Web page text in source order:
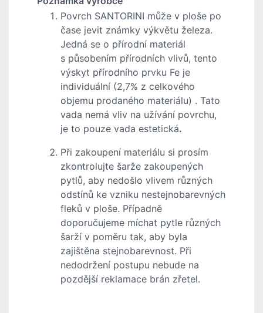
Povrch SANTORINI může v ploše po
čase jevit známky výkvětu železa.
Jedná se o přírodní materiál
s působením přírodních vlivů, tento
výskyt přírodního prvku Fe je
individuální (2,7% z celkového
objemu prodaného materiálu) . Tato
vada nemá vliv na užívání povrchu,
je to pouze vada estetická.
Při zakoupení materiálu si prosím
zkontrolujte šarže zakoupených
pytlů, aby nedošlo vlivem různých
odstínů ke vzniku nestejnobarevných
fleků v ploše. Případně
doporučujeme míchat pytle různých
šarží v poměru tak, aby byla
zajištěna stejnobarevnost. Při
nedodržení postupu nebude na
pozdější reklamace brán zřetel.